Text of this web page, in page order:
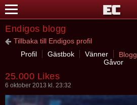
Endigos blogg
Tillbaka till Endigos profil
Profil
Gästbok Vänner Blogg
Gåvor
25.000 Likes
6 oktober 2013 kl. 23:32